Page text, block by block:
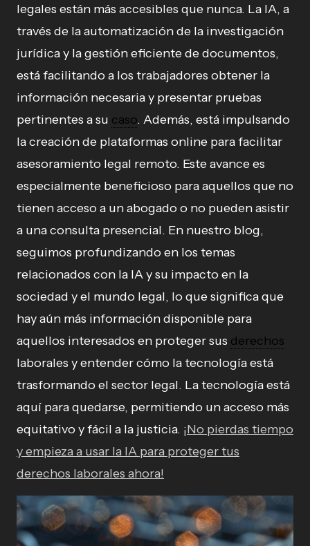
legales están más accesibles que nunca. La IA, a
través de la automatización de la investigación
jurídica y la gestión eficiente de documentos,
está facilitando a los trabajadores obtener la
información necesaria y presentar pruebas
pertinentes a su caso. Además, está impulsando
la creación de plataformas online para facilitar
asesoramiento legal remoto. Este avance es
especialmente beneficioso para aquellos que no
tienen acceso a un abogado o no pueden asistir
a una consulta presencial. En nuestro blog,
seguimos profundizando en los temas
relacionados con la IA y su impacto en la
sociedad y el mundo legal, lo que significa que
hay aún más información disponible para
aquellos interesados en proteger sus derechos
laborales y entender cómo la tecnología está
trasformando el sector legal. La tecnología está
aquí para quedarse, permitiendo un acceso más
equitativo y fácil a la justicia. ¡No pierdas tiempo
y empieza a usar la IA para proteger tus
derechos laborales ahora!